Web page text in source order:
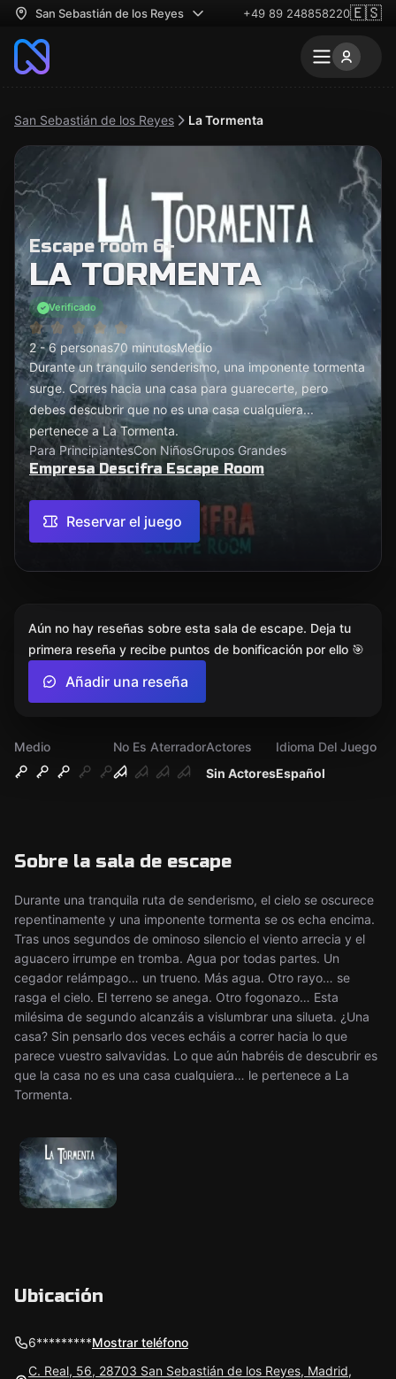
San Sebastián de los Reyes +49 89 248858220🇪🇸
San Sebastián de los Reyes La Tormenta
Escape room 6+
LA TORMENTA
Verificado
2 - 6 personas70 minutosMedio
Durante un tranquilo senderismo, una imponente tormenta
surge. Corres hacia una casa para guarecerte, pero
debes descubrir que no es una casa cualquiera...
pertenece a La Tormenta.
Para PrincipiantesCon NiñosGrupos Grandes
Empresa Descifra Escape Room
Reservar el juego
Medio
No Es Aterrador
Sin Actores
Actores
Español
Idioma Del Juego
Sobre la sala de escape
Durante una tranquila ruta de senderismo, el cielo se oscurece
repentinamente y una imponente tormenta se os echa encima.
Tras unos segundos de ominoso silencio el viento arrecia y el
aguacero irrumpe en tromba. Agua por todas partes. Un
cegador relámpago… un trueno. Más agua. Otro rayo… se
rasga el cielo. El terreno se anega. Otro fogonazo… Esta
milésima de segundo alcanzáis a vislumbrar una silueta. ¿Una
casa? Sin pensarlo dos veces echáis a correr hacia lo que
parece vuestro salvavidas. Lo que aún habréis de descubrir es
que la casa no es una casa cualquiera… le pertenece a La
Tormenta.
Aún no hay reseñas sobre esta sala de escape. Deja tu
primera reseña y recibe puntos de bonificación por ello 🎯
Añadir una reseña
Ubicación
6*********Mostrar teléfono
C. Real, 56, 28703 San Sebastián de los Reyes, Madrid,